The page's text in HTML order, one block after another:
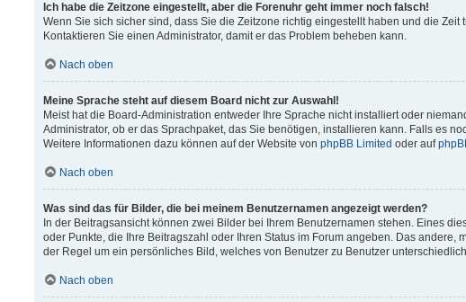
Ich habe die Zeitzone eingestellt, aber die Forenuhr geht immer noch falsch!
Wenn Sie sich sicher sind, dass Sie die Zeitzone richtig eingestellt haben und die
Kontaktieren Sie einen Administrator, damit er das Problem beheben kann.
Nach oben
Meine Sprache steht auf diesem Board nicht zur Auswahl!
Meist hat die Board-Administration entweder Ihre Sprache nicht installiert oder
Administrator, ob er das Sprachpaket, das Sie benötigen, installieren kann. Falls es
Weitere Informationen dazu können auf der Website von phpBB Limited oder auf
Nach oben
Was sind das für Bilder, die bei meinem Benutzernamen angezeigt werden?
In der Beitragsansicht können zwei Bilder bei Ihrem Benutzernamen stehen. Eines
oder Punkte, die Ihre Beitragszahl oder Ihren Status im Forum angeben. Das andere,
der Regel um ein persönliches Bild, welches von Benutzer zu Benutzer
Nach oben